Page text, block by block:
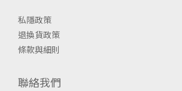
私隱政策
退換貨政策
條款與細則
聯絡我們